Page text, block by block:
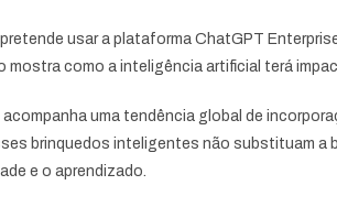
usar a plataforma ChatGPT
mostra como a inteligência artificial terá
uma tendência global de
brinquedos inteligentes não substituam a
e o aprendizado.